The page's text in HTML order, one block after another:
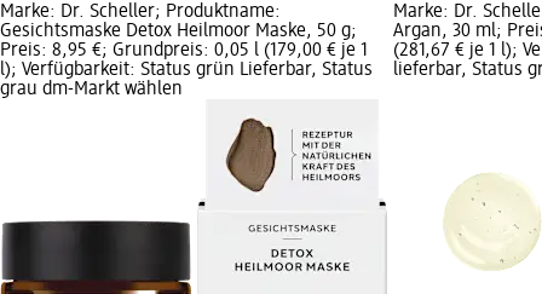
Marke: Dr. Scheller; Produktname:
Gesichtsmaske Detox Heilmoor Maske, 50 g;
Preis: 8,95 €; Grundpreis: 0,05 l (179,00 € je 1
l); Verfügbarkeit: Status grün Lieferbar, Status
grau dm-Markt wählen
Marke: Dr.
Argan, 30 ml;
(281,67 € je 1 l);
lieferbar, Status